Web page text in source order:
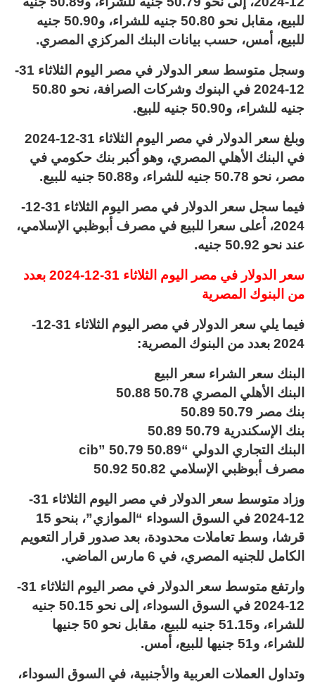
للبيع، مقابل نحو 50.80 جنيه للشراء، و50.90 جنيه
للبيع، أمس، حسب بيانات البنك المركزي المصري.
وسجل متوسط سعر الدولار في مصر اليوم الثلاثاء 31-
12-2024 في البنوك وشركات الصرافة، نحو 50.80
جنيه للشراء، و50.90 جنيه للبيع.
وبلغ سعر الدولار في مصر اليوم الثلاثاء 31-12-2024
في البنك الأهلي المصري، وهو أكبر بنك حكومي في
مصر، نحو 50.78 جنيه للشراء، و50.88 جنيه للبيع.
فيما سجل سعر الدولار في مصر اليوم الثلاثاء 31-12-
2024، أعلى سعرا للبيع في مصرف أبوظبي الإسلامي،
عند نحو 50.92 جنيه.
سعر الدولار في مصر اليوم الثلاثاء 31-12-2024 بعدد
من البنوك المصرية
فيما يلي سعر الدولار في مصر اليوم الثلاثاء 31-12-
2024 بعدد من البنوك المصرية:
البنك سعر الشراء سعر البيع
البنك الأهلي المصري 50.78 50.88
بنك مصر 50.79 50.89
بنك الإسكندرية 50.79 50.89
البنك التجاري الدولي “cib” 50.79 50.89
مصرف أبوظبي الإسلامي 50.82 50.92
وزاد متوسط سعر الدولار في مصر اليوم الثلاثاء 31-
12-2024 في السوق السوداء “الموازي”، بنحو 15
قرشا، وسط تعاملات محدودة، بعد صدور قرار التعويم
الكامل للجنيه المصري، في 6 مارس الماضي.
وارتفع متوسط سعر الدولار في مصر اليوم الثلاثاء 31-
12-2024 في السوق السوداء، إلى نحو 50.15 جنيه
للشراء، و51.15 جنيه للبيع، مقابل نحو 50 جنيها
للشراء، و51 جنيها للبيع، أمس.
وتداول العملات العربية والأجنبية، في السوق السوداء،